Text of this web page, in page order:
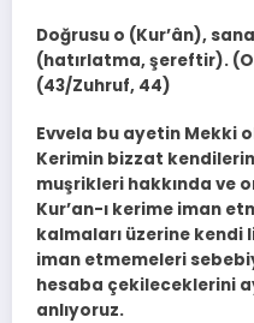
Doğrusu o (Kur’ân),
(hatırlatma, şereftir).
(43/Zuhruf, 44)
Evvela bu ayetin Mekki
Kerimin bizzat
muşrikleri hakkında ve
Kur’an-ı kerime iman
kalmaları üzerine kendi
iman etmemeleri
hesaba çekileceklerini
anlıyoruz.